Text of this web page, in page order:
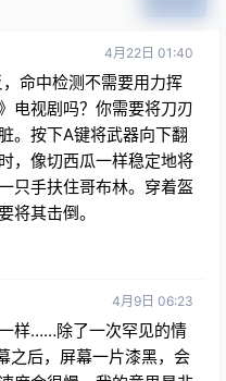
4月22日 01:40
命中检测不需要用力挥
电视剧吗？你需要将刀刃
。按下A键将武器向下翻
，像切西瓜一样稳定地将
只手扶住哥布林。穿着盔
将其击倒。
4月9日 06:23
样……除了一次罕见的情
之后，屏幕一片漆黑，会